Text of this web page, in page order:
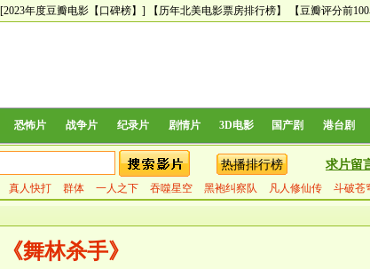
[2023年度豆瓣电影【口碑榜】] 【历年北美电影票房排行榜】 【豆瓣评分前
恐怖片 战争片 纪录片 剧情片 3D电影 国产剧 港台剧
热播排行榜 求片留
真人快打 群体 一人之下 吞噬星空 黑袍纠察队 凡人修仙传 斗破苍
《舞林杀手》